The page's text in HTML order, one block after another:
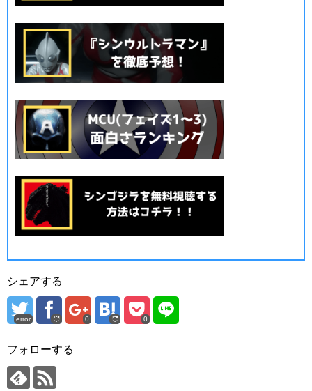
シェアする
error 0 0
フォローする